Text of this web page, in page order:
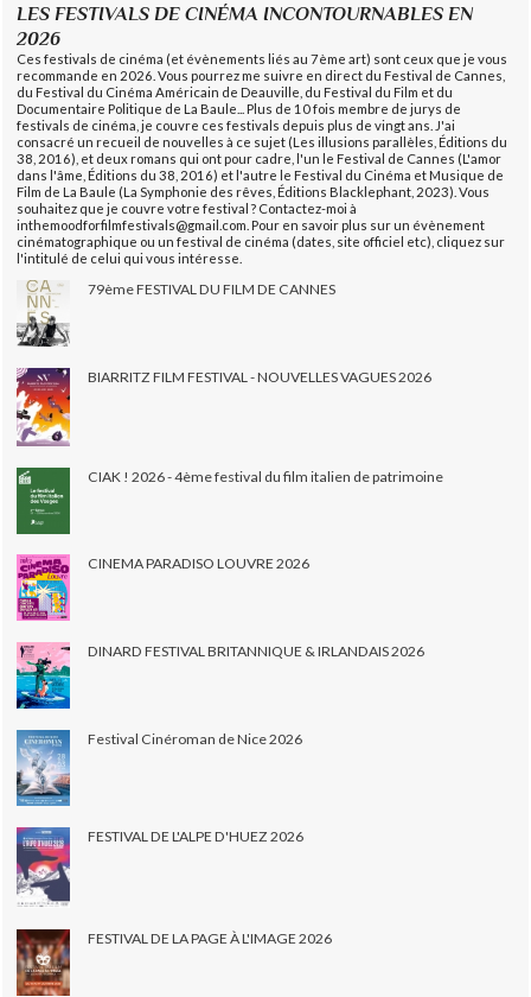
LES FESTIVALS DE CINÉMA INCONTOURNABLES EN
2026
Ces festivals de cinéma (et évènements liés au 7ème art) sont ceux que je vous
recommande en 2026. Vous pourrez me suivre en direct du Festival de Cannes,
du Festival du Cinéma Américain de Deauville, du Festival du Film et du
Documentaire Politique de La Baule... Plus de 10 fois membre de jurys de
festivals de cinéma, je couvre ces festivals depuis plus de vingt ans. J'ai
consacré un recueil de nouvelles à ce sujet (Les illusions parallèles, Éditions du
38, 2016), et deux romans qui ont pour cadre, l'un le Festival de Cannes (L'amor
dans l'âme, Éditions du 38, 2016) et l'autre le Festival du Cinéma et Musique de
Film de La Baule (La Symphonie des rêves, Éditions Blacklephant, 2023). Vous
souhaitez que je couvre votre festival ? Contactez-moi à
inthemoodforfilmfestivals@gmail.com. Pour en savoir plus sur un évènement
cinématographique ou un festival de cinéma (dates, site officiel etc), cliquez sur
l'intitulé de celui qui vous intéresse.
79ème FESTIVAL DU FILM DE CANNES
BIARRITZ FILM FESTIVAL - NOUVELLES VAGUES 2026
CIAK ! 2026 - 4ème festival du film italien de patrimoine
CINEMA PARADISO LOUVRE 2026
DINARD FESTIVAL BRITANNIQUE & IRLANDAIS 2026
Festival Cinéroman de Nice 2026
FESTIVAL DE L'ALPE D'HUEZ 2026
FESTIVAL DE LA PAGE À L'IMAGE 2026